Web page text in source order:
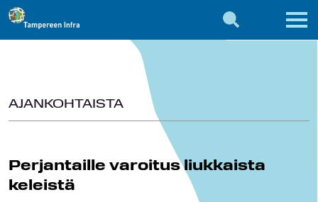
AJANKOHTAISTA
Perjantaille varoitus liukkaista
keleistä